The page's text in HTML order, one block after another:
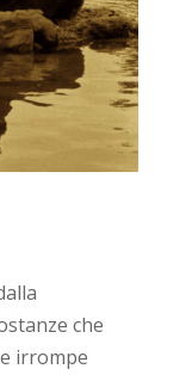
che
irrompe